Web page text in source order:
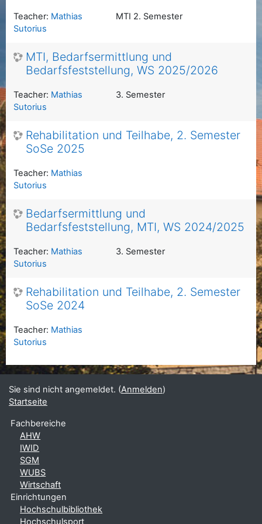
MTI 2. Semester
Teacher: Mathias
Sutorius
MTI, Bedarfsermittlung und
Bedarfsfeststellung, WS 2025/2026
3. Semester
Teacher: Mathias
Sutorius
Rehabilitation und Teilhabe, 2. Semester
SoSe 2025
Teacher: Mathias
Sutorius
Bedarfsermittlung und
Bedarfsfeststellung, MTI, WS 2024/2025
3. Semester
Teacher: Mathias
Sutorius
Rehabilitation und Teilhabe, 2. Semester
SoSe 2024
Teacher: Mathias
Sutorius
Sie sind nicht angemeldet. (Anmelden)
Startseite
Fachbereiche
AHW
IWID
SGM
WUBS
Wirtschaft
Einrichtungen
Hochschulbibliothek
Hochschulsport